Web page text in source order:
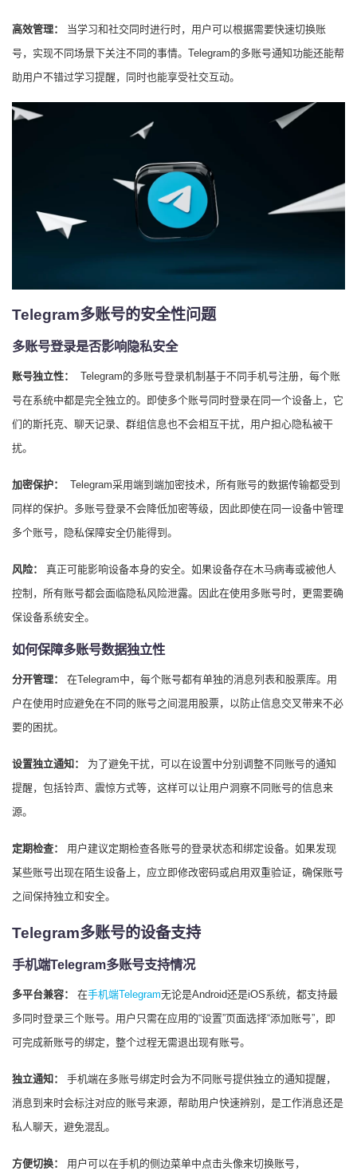
高效管理：
当学习和社交同时进行时，用户可以根据需要快速切换账
号，实现不同场景下关注不同的事情。Telegram的多账号通知功能还能帮
助用户不错过学习提醒，同时也能享受社交互动。
Telegram多账号的安全性问题
多账号登录是否影响隐私安全
账号独立性：
Telegram的多账号登录机制基于不同手机号注册，每个账
号在系统中都是完全独立的。即使多个账号同时登录在同一个设备上，它
们的斯托克、聊天记录、群组信息也不会相互干扰，用户担心隐私被干
扰。
加密保护：
Telegram采用端到端加密技术，所有账号的数据传输都受到
同样的保护。多账号登录不会降低加密等级，因此即使在同一设备中管理
多个账号，隐私保障安全仍能得到。
风险：
真正可能影响设备本身的安全。如果设备存在木马病毒或被他人
控制，所有账号都会面临隐私风险泄露。因此在使用多账号时，更需要确
保设备系统安全。
如何保障多账号数据独立性
分开管理：
在Telegram中，每个账号都有单独的消息列表和股票库。用
户在使用时应避免在不同的账号之间混用股票，以防止信息交叉带来不必
要的困扰。
设置独立通知：
为了避免干扰，可以在设置中分别调整不同账号的通知
提醒，包括铃声、震惊方式等，这样可以让用户洞察不同账号的信息来
源。
定期检查：
用户建议定期检查各账号的登录状态和绑定设备。如果发现
某些账号出现在陌生设备上，应立即修改密码或启用双重验证，确保账号
之间保持独立和安全。
Telegram多账号的设备支持
手机端Telegram多账号支持情况
多平台兼容： 在手机端Telegram无论是Android还是iOS系统，都支持最
多同时登录三个账号。用户只需在应用的“设置”页面选择“添加账号”，即
可完成新账号的绑定，整个过程无需退出现有账号。
独立通知：
手机端在多账号绑定时会为不同账号提供独立的通知提醒，
消息到来时会标注对应的账号来源，帮助用户快速辨别，是工作消息还是
私人聊天，避免混乱。
方便切换：
用户可以在手机的侧边菜单中点击头像来切换账号，